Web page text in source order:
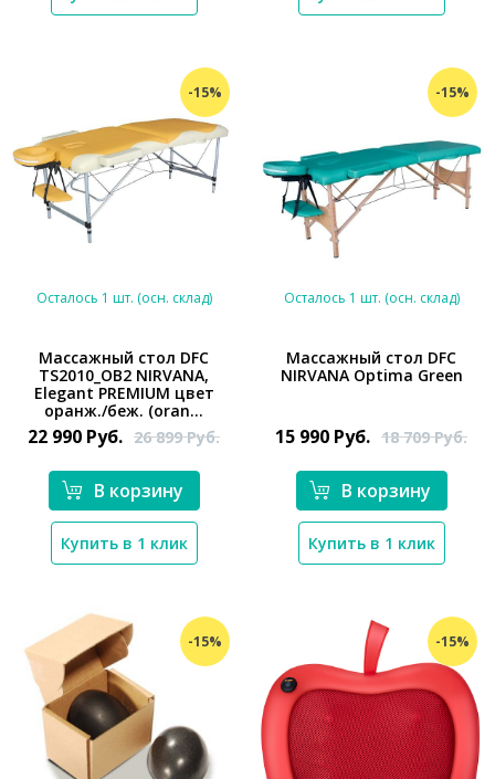
-15%
*}
Осталось 1 шт. (осн. склад)
Массажный стол DFC
TS2010_OB2 NIRVANA,
Elegant PREMIUM цвет
оранж./беж. (oran...
22 990 Руб. 26 899Руб.
В корзину
Купить в 1 клик
-15%
Осталось 1 шт. (осн. склад)
Массажный стол DFC
NIRVANA Optima Green
15 990 Руб. 18 709Руб.
В корзину
Купить в 1 клик
-15% -15%